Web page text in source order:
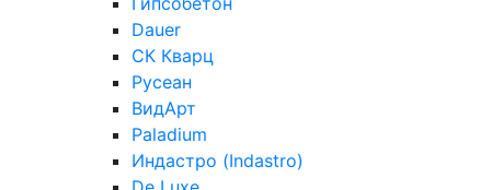
Dauer
СК Кварц
Русеан
ВидАрт
Paladium
Индастро (Indastro)